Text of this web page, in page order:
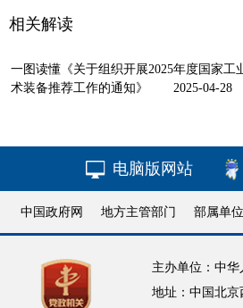
相关解读
一图读懂《关于组织开展2025年度国家工
术装备推荐工作的通知》
2025-04-28
电脑版网站
中国政府网 地方主管部门 部属单位
主办单位：中
地址：中国北京